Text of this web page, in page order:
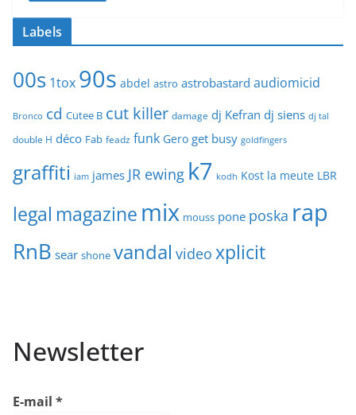
Labels
00s 1tox 90s abdel astro astrobastard audiomicid
Bronco cd Cutee B cut killer damage dj Kefran dj siens dj tal
double H déco Fab feadz funk Gero get busy goldfingers
graffiti iam james JR ewing k7 kodh Kost la meute LBR
legal magazine mix mouss pone poska rap
RnB sear shone vandal video xplicit
Newsletter
E-mail *